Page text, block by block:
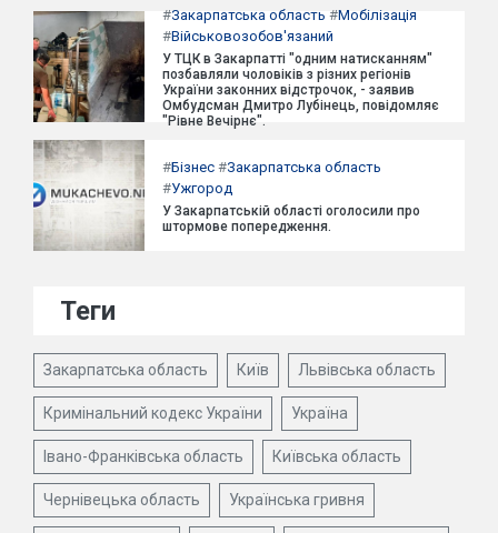
#Закарпатська область #Мобілізація
#Військовозобов'язаний
У ТЦК в Закарпатті "одним натисканням"
позбавляли чоловіків з різних регіонів
України законних відстрочок, - заявив
Омбудсман Дмитро Лубінець, повідомляє
"Рівне Вечірнє".
#Бізнес #Закарпатська область
#Ужгород
У Закарпатській області оголосили про
штормове попередження.
Теги
Закарпатська область Київ Львівська область
Кримінальний кодекс України Україна
Івано-Франківська область Київська область
Чернівецька область Українська гривня